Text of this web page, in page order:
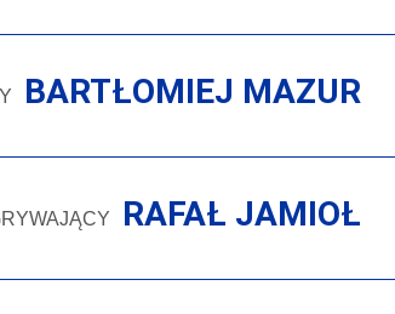
BARTŁOMIEJ MAZUR
RAFAŁ JAMIOŁ